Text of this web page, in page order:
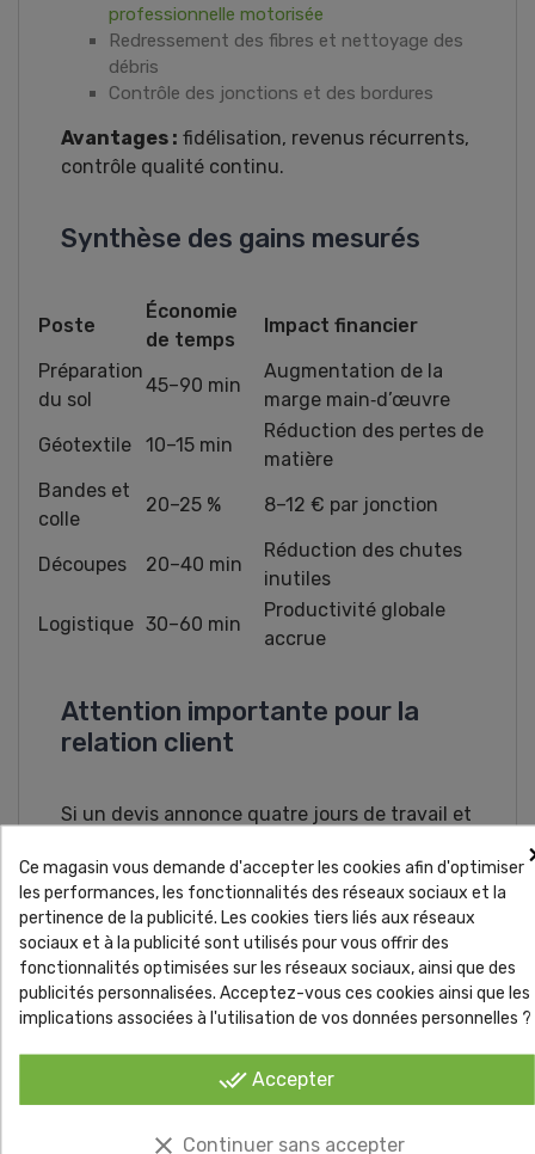
professionnelle motorisée
Redressement des fibres et nettoyage des
débris
Contrôle des jonctions et des bordures
Avantages : fidélisation, revenus récurrents,
contrôle qualité continu.
Synthèse des gains mesurés
Poste
Économie
de temps
Impact financier
Préparation
du sol
45–90 min
Augmentation de la
marge main‑d’œuvre
Géotextile
10–15 min
Réduction des pertes de
matière
Bandes et
colle
20–25 % 8–12 € par jonction
Découpes 20–40 min
Réduction des chutes
inutiles
Logistique 30–60 min
Productivité globale
accrue
Attention importante pour la
relation client
Si un devis annonce quatre jours de travail et
une méthode optimisée, le client peut avoir
l’impression que le chantier a été surfacturé.
Il est essentiel d’expliquer en amont que la
durée indiquée sur un devis inclut les marges
de sécurité, les imprévus potentiels et les
standards professionnels, et que l’efficacité
Ce magasin vous demande d'accepter les cookies afin d'optimiser
les performances, les fonctionnalités des réseaux sociaux et la
pertinence de la publicité. Les cookies tiers liés aux réseaux
sociaux et à la publicité sont utilisés pour vous offrir des
fonctionnalités optimisées sur les réseaux sociaux, ainsi que des
publicités personnalisées. Acceptez-vous ces cookies ainsi que les
implications associées à l'utilisation de vos données personnelles ?
done_all Accepter
clear Continuer sans accepter